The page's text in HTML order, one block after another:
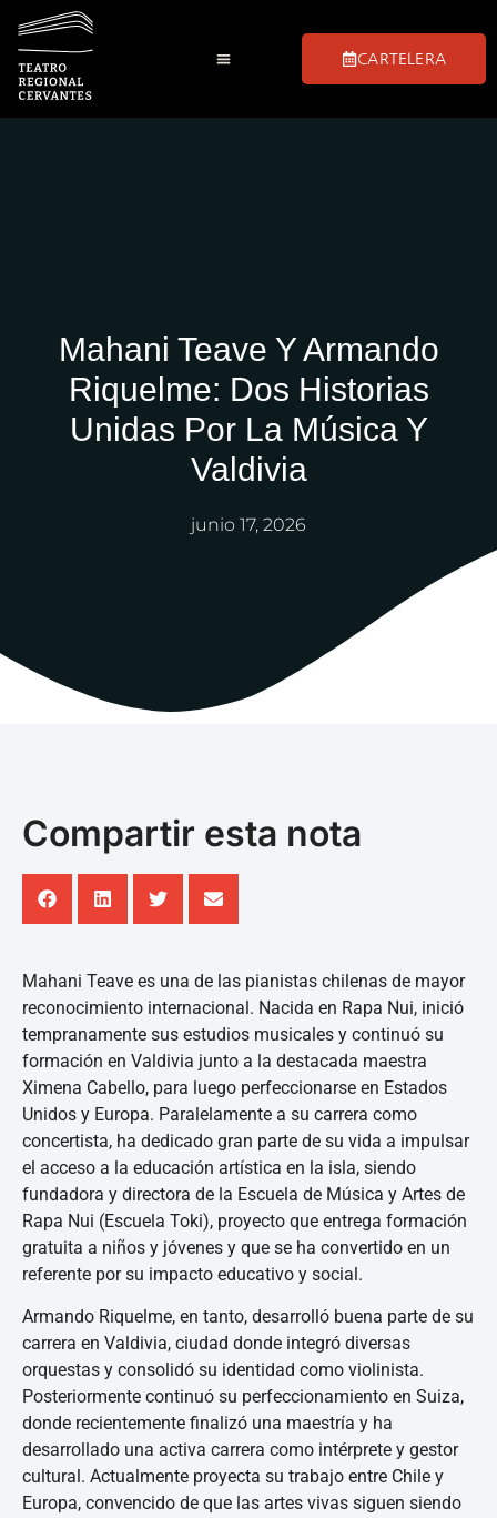
CARTELERA
Mahani Teave Y Armando
Riquelme: Dos Historias
Unidas Por La Música Y
Valdivia
junio 17, 2026
Compartir esta nota
Mahani Teave es una de las pianistas chilenas de mayor
reconocimiento internacional. Nacida en Rapa Nui, inició
tempranamente sus estudios musicales y continuó su
formación en Valdivia junto a la destacada maestra
Ximena Cabello, para luego perfeccionarse en Estados
Unidos y Europa. Paralelamente a su carrera como
concertista, ha dedicado gran parte de su vida a impulsar
el acceso a la educación artística en la isla, siendo
fundadora y directora de la Escuela de Música y Artes de
Rapa Nui (Escuela Toki), proyecto que entrega formación
gratuita a niños y jóvenes y que se ha convertido en un
referente por su impacto educativo y social.
Armando Riquelme, en tanto, desarrolló buena parte de su
carrera en Valdivia, ciudad donde integró diversas
orquestas y consolidó su identidad como violinista.
Posteriormente continuó su perfeccionamiento en Suiza,
donde recientemente finalizó una maestría y ha
desarrollado una activa carrera como intérprete y gestor
cultural. Actualmente proyecta su trabajo entre Chile y
Europa, convencido de que las artes vivas siguen siendo